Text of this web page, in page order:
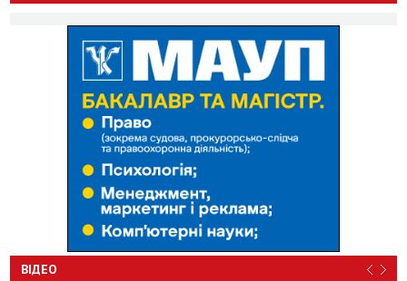
ВІДЕО